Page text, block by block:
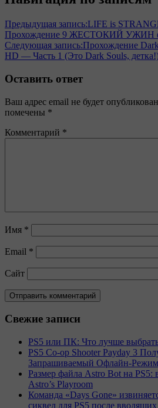
Предыдущая запись:LIFE is
Прохождение 9 ЖЕСТОКИЙ УЖИН
Следующая запись:Прохождение
HD — Часть 1 (Это Dark Souls,
Оставить ответ
Ваш адрес email не будет
помечены *
Комментарий *
Имя *
Email *
Сайт
Свежие записи
PS5 или ПК: Что лучше
PS5 Co-op Shooter Payday 3
Запрашиваемый Офлайн-
Размер файла Astro Bot на PS5:
Astro’s Playroom
Команда «Days Gone»
сиквел для PS5 после